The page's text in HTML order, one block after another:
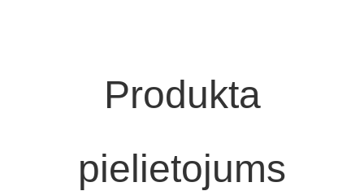
Produkta
pielietojums